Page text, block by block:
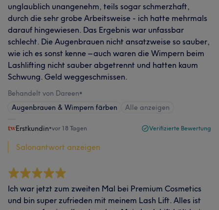
unglaublich unangenehm, teils sogar schmerzhaft,
durch die sehr grobe Arbeitsweise - ich hatte mehrmals
darauf hingewiesen. Das Ergebnis war unfassbar
schlecht. Die Augenbrauen nicht ansatzweise so sauber,
wie ich es sonst kenne – auch waren die Wimpern beim
Lashlifting nicht sauber abgetrennt und hatten kaum
Schwung. Geld weggeschmissen.
Behandelt von Dareen•
Augenbrauen & Wimpern färben
Alle anzeigen
Erstkundin•vor 18 Tagen Verifizierte Bewertung
Salonantwort anzeigen
Ich war jetzt zum zweiten Mal bei Premium Cosmetics
und bin super zufrieden mit meinem Lash Lift. Alles ist